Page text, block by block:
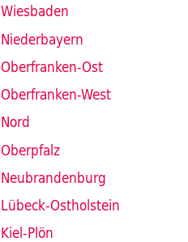
Wiesbaden
Niederbayern
Oberfranken-Ost
Oberfranken-West
Nord
Oberpfalz
Neubrandenburg
Lübeck-Ostholstein
Kiel-Plön